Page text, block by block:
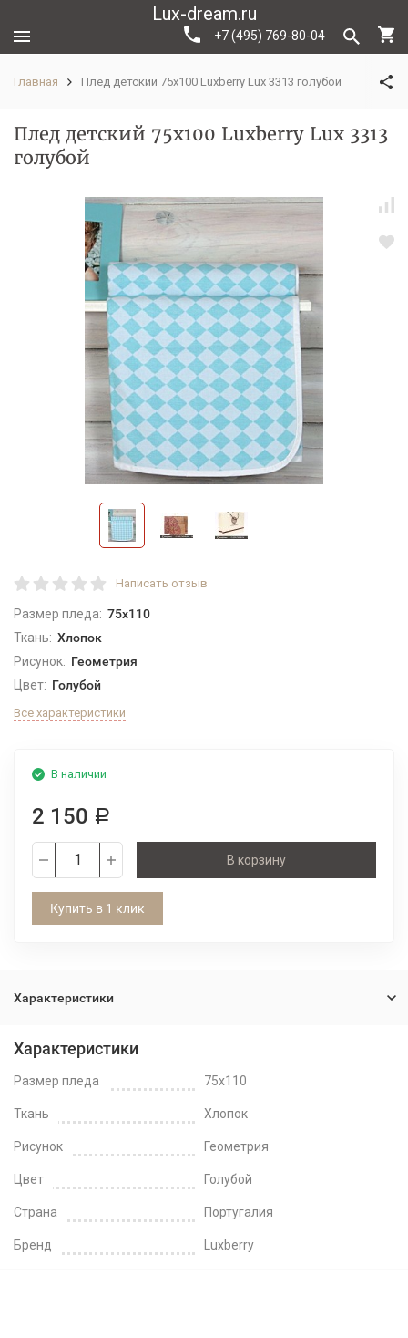
Lux-dream.ru
+7 (495) 769-80-04
Главная Плед детский 75х100 Luxberry Lux 3313 голубой
Плед детский 75х100 Luxberry Lux 3313
голубой
Написать отзыв
Размер пледа: 75x110
Ткань: Хлопок
Рисунок: Геометрия
Цвет: Голубой
Все характеристики
В наличии
2 150 Р
В корзину
Купить в 1 клик
Характеристики
Характеристики
Размер пледа 75x110
Ткань Хлопок
Рисунок Геометрия
Цвет Голубой
Страна Португалия
Бренд Luxberry